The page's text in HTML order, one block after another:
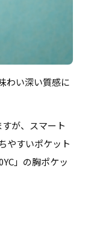
わい深い質感に
が、スマート
やすいポケット
」の胸ポケッ